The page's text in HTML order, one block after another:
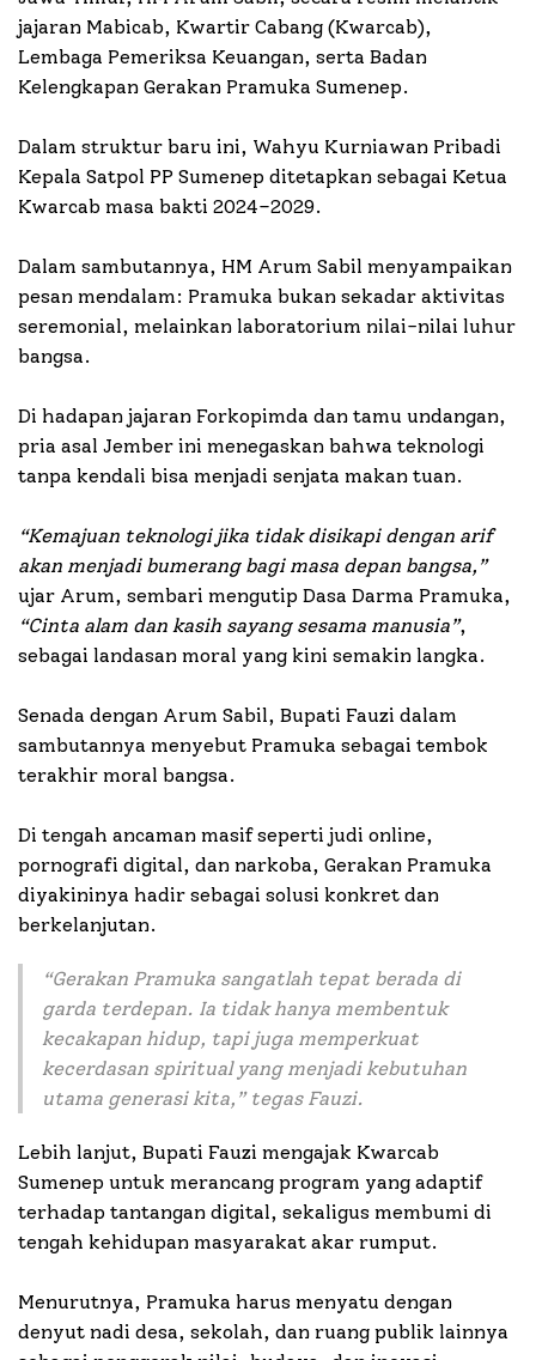
jajaran Mabicab, Kwartir Cabang (Kwarcab),
Lembaga Pemeriksa Keuangan, serta Badan
Kelengkapan Gerakan Pramuka Sumenep.
Dalam struktur baru ini, Wahyu Kurniawan Pribadi
Kepala Satpol PP Sumenep ditetapkan sebagai Ketua
Kwarcab masa bakti 2024–2029.
Dalam sambutannya, HM Arum Sabil menyampaikan
pesan mendalam: Pramuka bukan sekadar aktivitas
seremonial, melainkan laboratorium nilai-nilai luhur
bangsa.
Di hadapan jajaran Forkopimda dan tamu undangan,
pria asal Jember ini menegaskan bahwa teknologi
tanpa kendali bisa menjadi senjata makan tuan.
“Kemajuan teknologi jika tidak disikapi dengan arif
akan menjadi bumerang bagi masa depan bangsa,”
ujar Arum, sembari mengutip Dasa Darma Pramuka,
“Cinta alam dan kasih sayang sesama manusia”,
sebagai landasan moral yang kini semakin langka.
Senada dengan Arum Sabil, Bupati Fauzi dalam
sambutannya menyebut Pramuka sebagai tembok
terakhir moral bangsa.
Di tengah ancaman masif seperti judi online,
pornografi digital, dan narkoba, Gerakan Pramuka
diyakininya hadir sebagai solusi konkret dan
berkelanjutan.
“Gerakan Pramuka sangatlah tepat berada di
garda terdepan. Ia tidak hanya membentuk
kecakapan hidup, tapi juga memperkuat
kecerdasan spiritual yang menjadi kebutuhan
utama generasi kita,” tegas Fauzi.
Lebih lanjut, Bupati Fauzi mengajak Kwarcab
Sumenep untuk merancang program yang adaptif
terhadap tantangan digital, sekaligus membumi di
tengah kehidupan masyarakat akar rumput.
Menurutnya, Pramuka harus menyatu dengan
denyut nadi desa, sekolah, dan ruang publik lainnya